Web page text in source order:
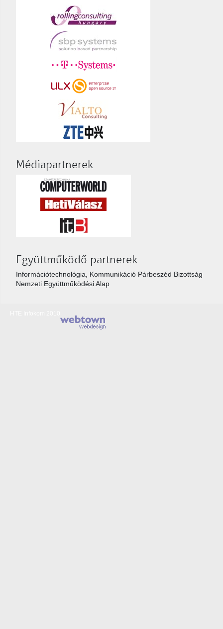
Médiapartnerek
Együttműködő partnerek
Információtechnológia, Kommunikáció Párbeszéd Bizottság
Nemzeti Együttműködési Alap